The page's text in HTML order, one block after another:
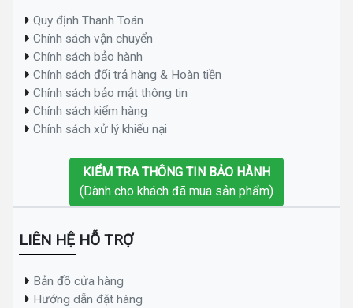
Quy định Thanh Toán
Chính sách vận chuyển
Chính sách bảo hành
Chính sách đổi trả hàng & Hoàn tiền
Chính sách bảo mật thông tin
Chính sách kiểm hàng
Chính sách xử lý khiếu nại
KIỂM TRA THÔNG TIN BẢO HÀNH
(Dành cho khách đã mua sản phẩm)
LIÊN HỆ HỖ TRỢ
Bản đồ cửa hàng
Hướng dẫn đặt hàng